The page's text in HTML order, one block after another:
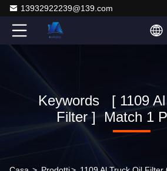
13932922239@139.com
Keywords [ 1109
Filter ] Match 1